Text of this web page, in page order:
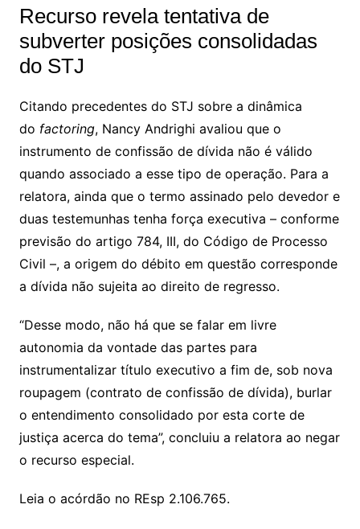
Recurso revela tentativa de
subverter posições consolidadas
do STJ
Citando precedentes do STJ sobre a dinâmica
do factoring, Nancy Andrighi avaliou que o
instrumento de confissão de dívida não é válido
quando associado a esse tipo de operação. Para a
relatora, ainda que o termo assinado pelo devedor e
duas testemunhas tenha força executiva – conforme
previsão do artigo 784, III, do Código de Processo
Civil –, a origem do débito em questão corresponde
a dívida não sujeita ao direito de regresso.
“Desse modo, não há que se falar em livre
autonomia da vontade das partes para
instrumentalizar título executivo a fim de, sob nova
roupagem (contrato de confissão de dívida), burlar
o entendimento consolidado por esta corte de
justiça acerca do tema”, concluiu a relatora ao negar
o recurso especial.
Leia o acórdão no REsp 2.106.765.